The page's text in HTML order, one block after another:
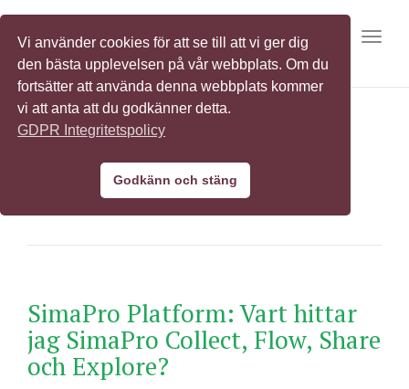
Explore
SimaPro Platform: Vart hittar
jag SimaPro Collect, Flow, Share
och Explore?
Vi använder cookies för att se till att vi ger dig
den bästa upplevelsen på vår webbplats. Om du
fortsätter att använda denna webbplats kommer
vi att anta att du godkänner detta.
GDPR Integritetspolicy
Godkänn och stäng